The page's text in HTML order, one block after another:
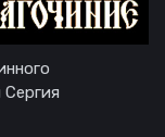
Сергия